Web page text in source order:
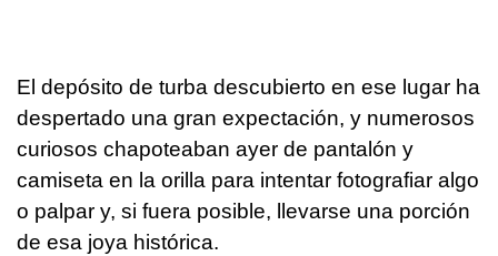
El depósito de turba descubierto en ese lugar ha
despertado una gran expectación, y numerosos
curiosos chapoteaban ayer de pantalón y
camiseta en la orilla para intentar fotografiar algo
o palpar y, si fuera posible, llevarse una porción
de esa joya histórica.